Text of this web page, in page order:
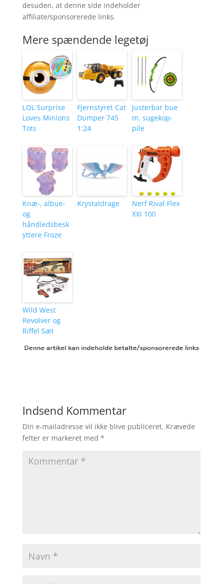
desuden, at denne side indeholder
affiliate/sponsorerede links.
Mere spændende legetøj
LOL Surprise
Loves Minions
Tots
Fjernstyret Cat
Dumper 745
1:24
Justerbar bue
m. sugekop-
pile
Knæ-, albue-
og
håndledsbesk
yttere Froze
Krystaldrage
Nerf Rival Flex
XXI 100
Wild West
Revolver og
Riffel Sæt
Indsend Kommentar
Din e-mailadresse vil ikke blive publiceret. Krævede
felter er markeret med *